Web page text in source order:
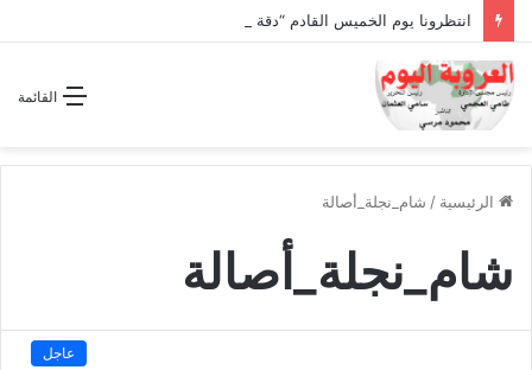
القائمة
الرئيسية / شام_نجلة_أصالة
شام_نجلة_أصالة
عاجل